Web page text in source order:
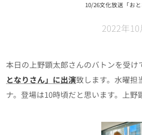
10/26文化放送「お
2022年10
本日の上野顕太郎さんのバトンを受け
となりさん」に出演致します。水曜担
ナ。登場は10時頃だと思います。上野